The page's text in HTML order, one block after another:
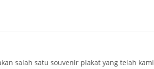
salah satu souvenir plakat yang telah kami